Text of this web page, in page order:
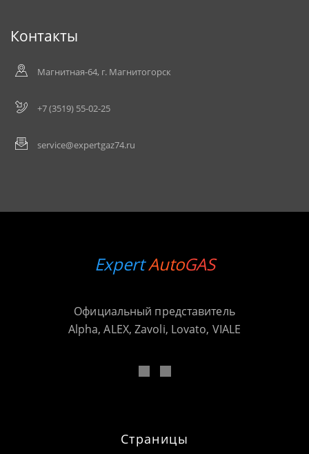
Контакты
Магнитная-64, г. Магнитогорск
+7 (3519) 55-02-25
service@expertgaz74.ru
ExpertAutoGAS
Официальный представитель
Alpha, ALEX, Zavoli, Lovato, VIALE
Страницы